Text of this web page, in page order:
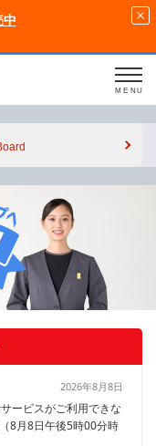
MENU
2026年8月8日
ービスがご利用できな
8月8日午後5時00分時